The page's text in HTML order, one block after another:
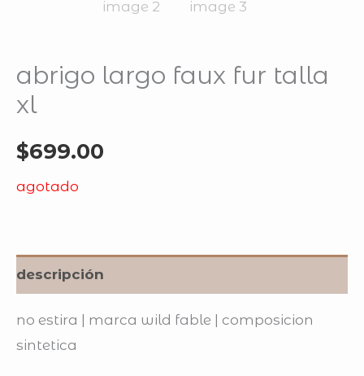
abrigo largo faux fur talla
xl
$699.00
agotado
descripción
no estira | marca wild fable | composicion
sintetica